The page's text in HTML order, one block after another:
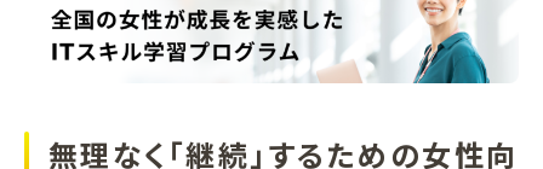
無理なく「継続」するための女性向